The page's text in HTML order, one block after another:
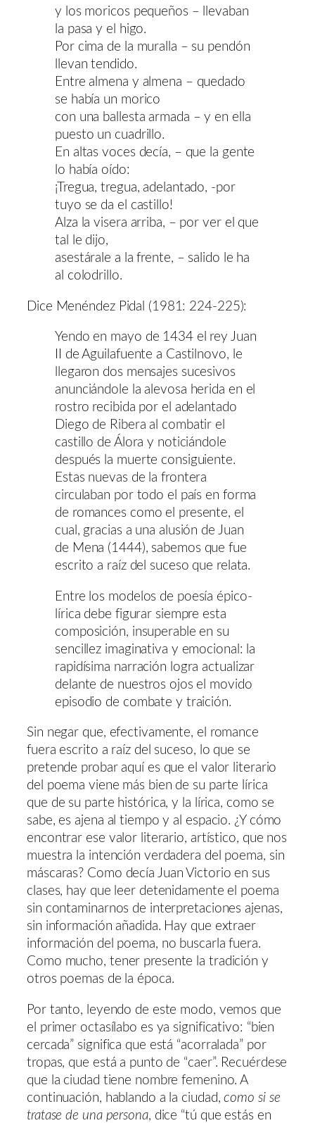
y los moricos pequeños – llevaban
la pasa y el higo.
Por cima de la muralla – su pendón
llevan tendido.
Entre almena y almena – quedado
se había un morico
con una ballesta armada – y en ella
puesto un cuadrillo.
En altas voces decía, – que la gente
lo había oído:
¡Tregua, tregua, adelantado, -por
tuyo se da el castillo!
Alza la visera arriba, – por ver el que
tal le dijo,
asestárale a la frente, – salido le ha
al colodrillo.
Dice Menéndez Pidal (1981: 224-225):
Yendo en mayo de 1434 el rey Juan
II de Aguilafuente a Castilnovo, le
llegaron dos mensajes sucesivos
anunciándole la alevosa herida en el
rostro recibida por el adelantado
Diego de Ribera al combatir el
castillo de Álora y noticiándole
después la muerte consiguiente.
Estas nuevas de la frontera
circulaban por todo el país en forma
de romances como el presente, el
cual, gracias a una alusión de Juan
de Mena (1444), sabemos que fue
escrito a raíz del suceso que relata.
Entre los modelos de poesía épico-
lírica debe figurar siempre esta
composición, insuperable en su
sencillez imaginativa y emocional: la
rapidísima narración logra actualizar
delante de nuestros ojos el movido
episodio de combate y traición.
Sin negar que, efectivamente, el romance
fuera escrito a raíz del suceso, lo que se
pretende probar aquí es que el valor literario
del poema viene más bien de su parte lírica
que de su parte histórica, y la lírica, como se
sabe, es ajena al tiempo y al espacio. ¿Y cómo
encontrar ese valor literario, artístico, que nos
muestra la intención verdadera del poema, sin
máscaras? Como decía Juan Victorio en sus
clases, hay que leer detenidamente el poema
sin contaminarnos de interpretaciones ajenas,
sin información añadida. Hay que extraer
información del poema, no buscarla fuera.
Como mucho, tener presente la tradición y
otros poemas de la época.
Por tanto, leyendo de este modo, vemos que
el primer octasílabo es ya significativo: “bien
cercada” significa que está “acorralada” por
tropas, que está a punto de “caer”. Recuérdese
que la ciudad tiene nombre femenino. A
continuación, hablando a la ciudad,como si se
tratase de una persona, dice “tú que estás en